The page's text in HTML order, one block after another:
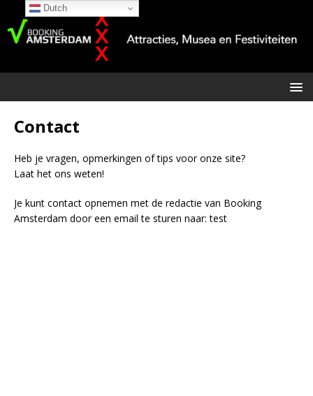
Contact
Heb je vragen, opmerkingen of tips voor onze site?
Laat het ons weten!
Je kunt contact opnemen met de redactie van Booking
Amsterdam door een email te sturen naar: test
Dutch